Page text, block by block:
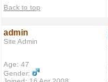
Back to top
admin
Site Admin
Age: 47
Gender: